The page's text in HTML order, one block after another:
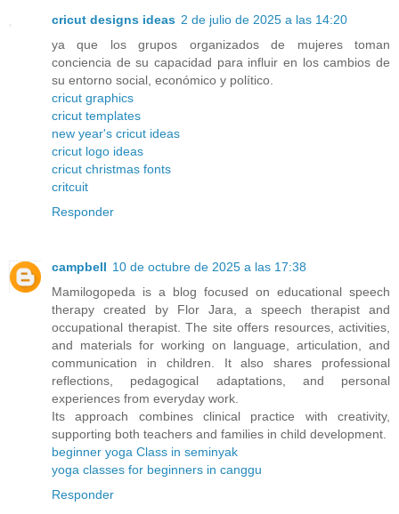
cricut designs ideas 2 de julio de 2025 a las 14:20
ya que los grupos organizados de mujeres toman
conciencia de su capacidad para influir en los cambios de
su entorno social, económico y político.
cricut graphics
cricut templates
new year's cricut ideas
cricut logo ideas
cricut christmas fonts
critcuit
Responder
campbell 10 de octubre de 2025 a las 17:38
Mamilogopeda is a blog focused on educational speech
therapy created by Flor Jara, a speech therapist and
occupational therapist. The site offers resources, activities,
and materials for working on language, articulation, and
communication in children. It also shares professional
reflections, pedagogical adaptations, and personal
experiences from everyday work.
Its approach combines clinical practice with creativity,
supporting both teachers and families in child development.
beginner yoga Class in seminyak
yoga classes for beginners in canggu
Responder